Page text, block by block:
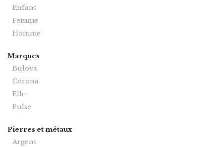
Enfant
Femme
Homme
Marques
Bulova
Corona
Elle
Pulse
Pierres et métaux
Argent